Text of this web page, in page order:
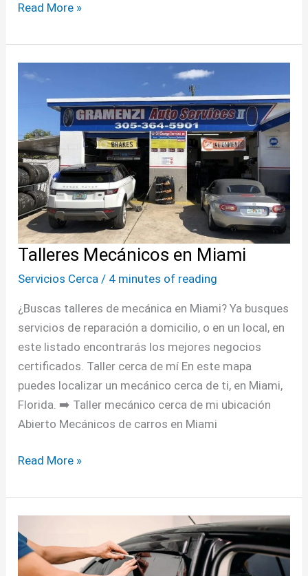
Read More »
Talleres Mecánicos en Miami
Servicios Cerca / 4 minutes of reading
¿Buscas talleres de mecánica en Miami? Ya busques
servicios de reparación a domicilio, o en un local, en
este listado encontrarás los mejores negocios
certificados. Taller cerca de mí En este mapa
puedes localizar un mecánico cerca de ti, en Miami,
Florida. ➡️ Taller mecánico cerca de mi ubicación
Abierto Mecánicos de carros en Miami
Mecánicos
Miami
Read More »
autos
cerca